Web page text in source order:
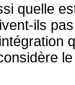
quelle
ils